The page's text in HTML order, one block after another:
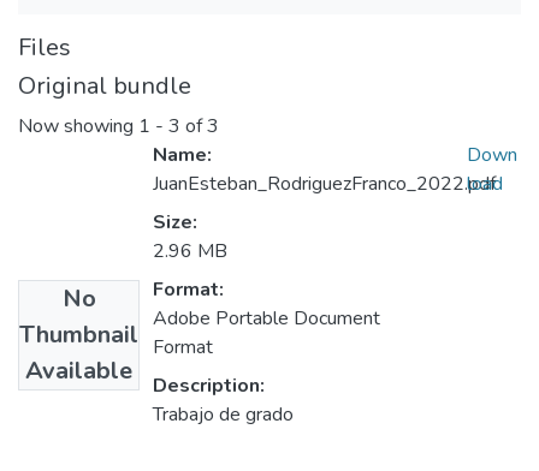
Files
Original bundle
Now showing 1 - 3 of 3
No
Thumbnail
Available
Name:
JuanEsteban_RodriguezFranco_2022.pdf
Size:
2.96 MB
Format:
Adobe Portable Document
Format
Description:
Trabajo de grado
Down
load